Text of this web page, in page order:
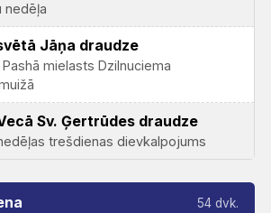
nedēļa
Jāņa draudze
mielasts Dzilnuciema
Sv. Ģertrūdes draudze
trešdienas dievkalpojums
54 dvk.